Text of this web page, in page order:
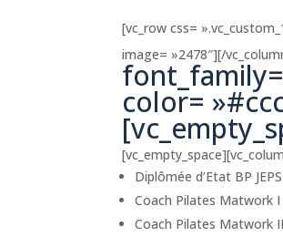
[vc_row css=
image= »2478″][/
color=
Diplômée d’Etat BP
Coach Pilates Matwork
Coach Pilates Matwork